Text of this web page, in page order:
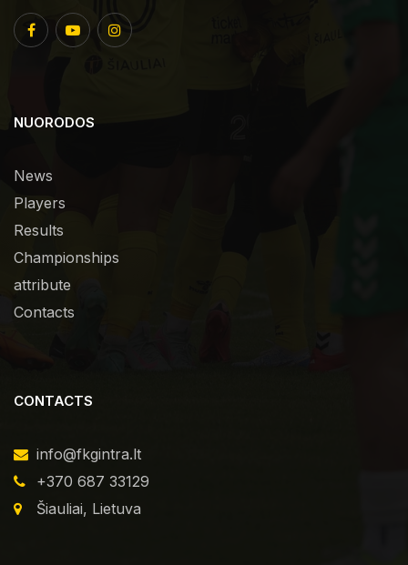
NUORODOS
News
Players
Results
Championships
attribute
Contacts
CONTACTS
info@fkgintra.lt
+370 687 33129
Šiauliai, Lietuva